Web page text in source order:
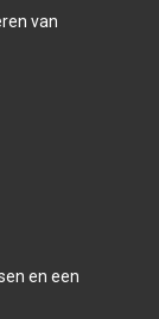
van
en een